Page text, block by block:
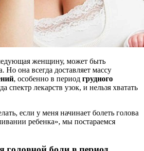
женщину, может быть
Но она всегда доставляет массу
, особенно в период грудного
спектр лекарств узок, и нельзя хватать
если у меня начинает болеть голова
ребенка», мы постараемся